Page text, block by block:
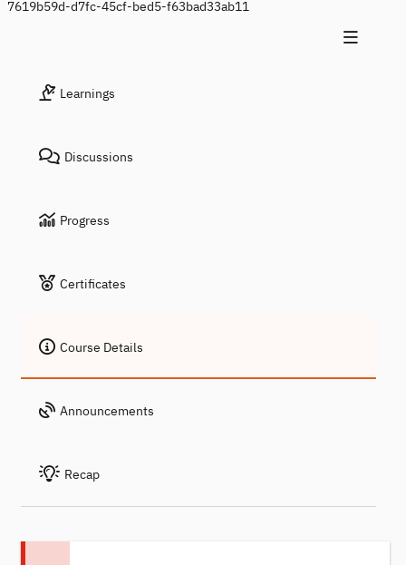
7619b59d-d7fc-45cf-bed5-f63bad33ab11
Learnings
Discussions
Progress
Certificates
Course Details
Announcements
Recap